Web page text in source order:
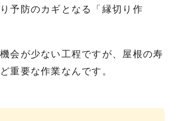
予防のカギとなる「縁切り作
会が少ない工程ですが、屋根の寿
重要な作業なんです。